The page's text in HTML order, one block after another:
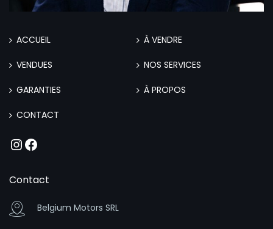
ACCUEIL À VENDRE
VENDUES NOS SERVICES
GARANTIES À PROPOS
CONTACT
Instagram
Facebook
Contact
Belgium Motors SRL